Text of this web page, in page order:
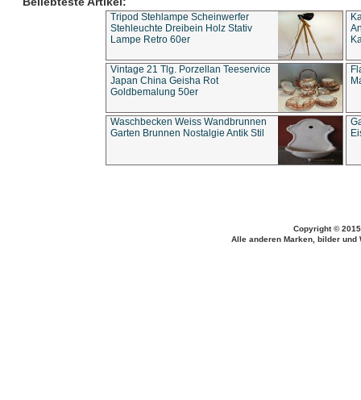
Tripod Stehlampe Scheinwerfer
Stehleuchte Dreibein Holz Stativ
Lampe Retro 60er
Vintage 21 Tlg. Porzellan Teeservice
Japan China Geisha Rot
Goldbemalung 50er
Waschbecken Weiss Wandbrunnen
Garten Brunnen Nostalgie Antik Stil
Copyright ©
Alle anderen Marken, bilder und